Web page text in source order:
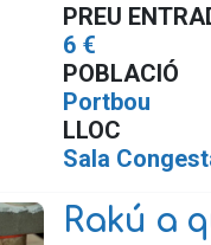
PREU
6 €
POBLACIÓ
Portbou
LLOC
Sala
Rakú a